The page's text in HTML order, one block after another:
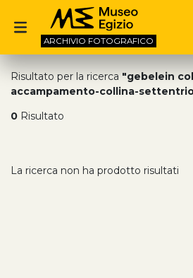
ARCHIVIO FOTOGRAFICO
Risultato per la ricerca "gebelein
accampamento-collina-
0 Risultato
La ricerca non ha prodotto risultati